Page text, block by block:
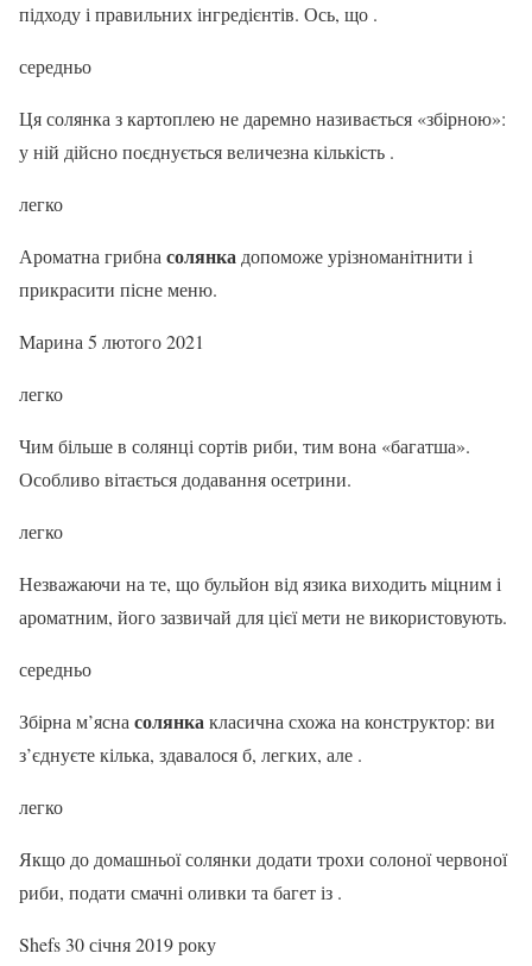
підходу і правильних інгредієнтів. Ось, що .
середньо
Ця солянка з картоплею не даремно називається «збірною»:
у ній дійсно поєднується величезна кількість .
легко
Ароматна грибна солянка допоможе урізноманітнити і
прикрасити пісне меню.
Марина 5 лютого 2021
легко
Чим більше в солянці сортів риби, тим вона «багатша».
Особливо вітається додавання осетрини.
легко
Незважаючи на те, що бульйон від язика виходить міцним і
ароматним, його зазвичай для цієї мети не використовують.
середньо
Збірна м’ясна солянкакласична схожа на конструктор: ви
з’єднуєте кілька, здавалося б, легких, але .
легко
Якщо до домашньої солянки додати трохи солоної червоної
риби, подати смачні оливки та багет із .
Shefs 30 січня 2019 року